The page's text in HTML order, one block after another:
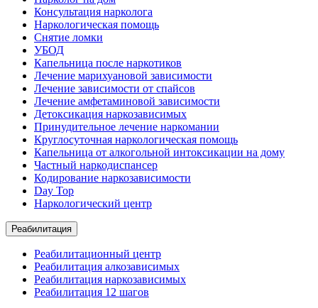
Консультация нарколога
Наркологическая помощь
Снятие ломки
УБОД
Капельница после наркотиков
Лечение марихуановой зависимости
Лечение зависимости от спайсов
Лечение амфетаминовой зависимости
Детоксикация наркозависимых
Принудительное лечение наркомании
Круглосуточная наркологическая помощь
Капельница от алкогольной интоксикации на дому
Частный наркодиспансер
Кодирование наркозависимости
Day Top
Наркологический центр
Реабилитация
Реабилитационный центр
Реабилитация алкозависимых
Реабилитация наркозависимых
Реабилитация 12 шагов